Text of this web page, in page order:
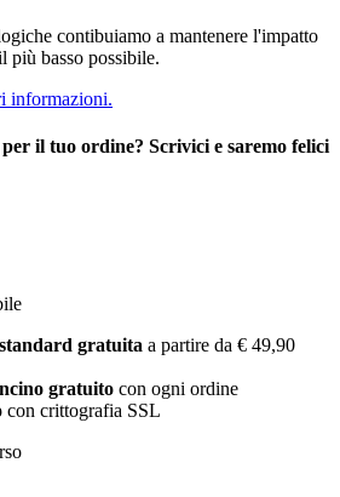
contibuiamo a mantenere l'impatto
più basso possibile.
informazioni.
il tuo ordine? Scrivici e saremo felici
gratuita a partire da € 49,90
gratuito con ogni ordine
con crittografia SSL